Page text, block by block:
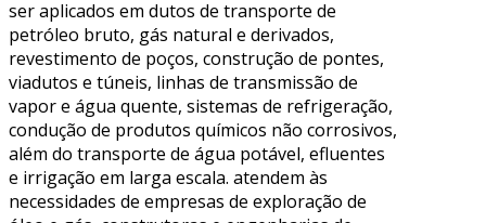
ser aplicados em dutos de transporte de
petróleo bruto, gás natural e derivados,
revestimento de poços, construção de pontes,
viadutos e túneis, linhas de transmissão de
vapor e água quente, sistemas de refrigeração,
condução de produtos químicos não corrosivos,
além do transporte de água potável, efluentes
e irrigação em larga escala. atendem às
necessidades de empresas de exploração de